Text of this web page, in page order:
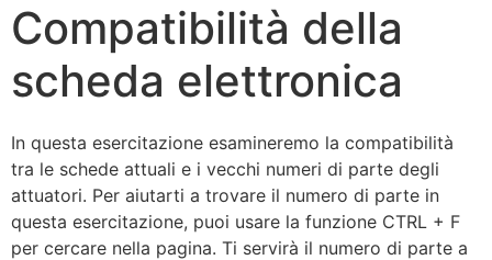
Compatibilità della
scheda elettronica
In questa esercitazione esamineremo la compatibilità
tra le schede attuali e i vecchi numeri di parte degli
attuatori. Per aiutarti a trovare il numero di parte in
questa esercitazione, puoi usare la funzione CTRL + F
per cercare nella pagina. Ti servirà il numero di parte a